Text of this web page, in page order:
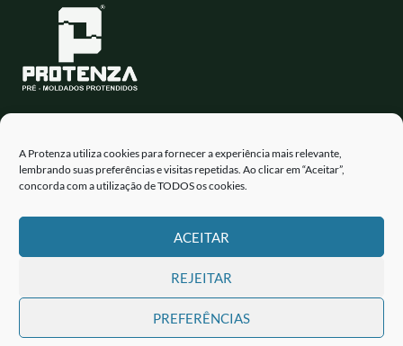
A Protenza utiliza cookies para fornecer a experiência mais relevante,
lembrando suas preferências e visitas repetidas. Ao clicar em “Aceitar”,
concorda com a utilização de TODOS os cookies.
ACEITAR
REJEITAR
PREFERÊNCIAS
Apucarana - PR
Fone: (43) 3456-1700
Copyright © 2026 | MPA - PRE-MOLDADOS EIRELI - CNPJ